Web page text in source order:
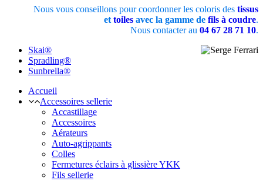
Nous vous conseillons pour coordonner les coloris des tissus
et toiles avec la gamme de fils à coudre.
Nous contacter au 04 67 28 71 10.
Skai®
Spradling®
Sunbrella®
Accueil
Accessoires sellerie
Accastillage
Accessoires
Aérateurs
Auto-agrippants
Colles
Fermetures éclairs à glissière YKK
Fils sellerie